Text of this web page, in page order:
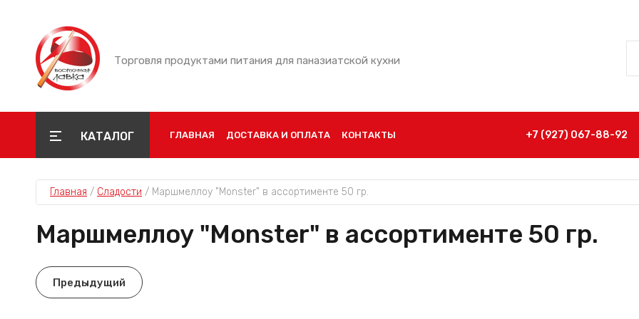
Торговля продуктами питания для паназиатской кухни
КАТАЛОГ ГЛАВНАЯ ДОСТАВКА И ОПЛАТА КОНТАКТЫ +7 (927) 067-88-92
Главная / Сладости / Маршмеллоу "Monster" в ассортименте 50 гр.
Маршмеллоу "Monster" в ассортименте 50 гр.
Предыдущий